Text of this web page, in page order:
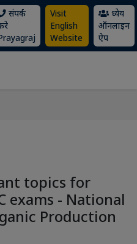
संपर्क
Visit
English
Website
ध्येय
ऑनलाइन
ऐप
topics for
exams - National
Production